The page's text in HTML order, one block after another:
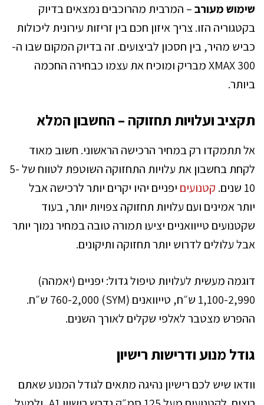
שימוש מעורב– המרבית מהרוכבים נמצאים בדיוק
בקטגוריה הזו. צריך איזון חכם בין זריזות עירונית ליכולות
כביש מהיר, בין חסכון לביצועים. זה בדיוק המקום שבו ה-
XMAX 300 מבריק ומוכיח את עצמו כבחירה החכמה
ביותר.
תקציב ועלויות תחזוקה – החשבון המלא
אל תתמקדו רק במחיר הרכישה הראשוני. חשוב מאוד
לקחת בחשבון את עלויות התחזוקה השוטפת לטווח של 5-
10 שנים.
קטנועים יפניים יהיו יקרים יותר לרכישה אבל
יותר אמינים ועם עלויות תחזוקה צפויות יותר, בעוד
שקטנועים טייוואניים יציעו תמורה טובה במחיר נמוך יותר
אבל עלולים לדרוש יותר תחזוקה ותיקונים.
דוגמה מעשית לעלויות טיפול גדול: יפניים (יאמהה)
1,100-2,990 ש״ח, טייוואנים (SYM) 760-2,000 ש״ח.
ההפרש מצטבר לאלפי שקלים לאורך השנים.
גודל מנוע ודרישות רישיון
וודאו שיש לכם רישיון נהיגה מתאים לגודל המנוע שאתם